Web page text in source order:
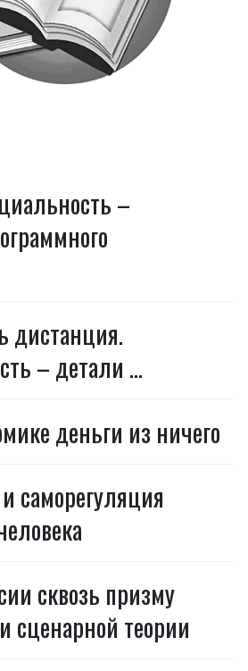
–
дистанция.
– детали ...
деньги из ничего
саморегуляция
сквозь призму
сценарной теории